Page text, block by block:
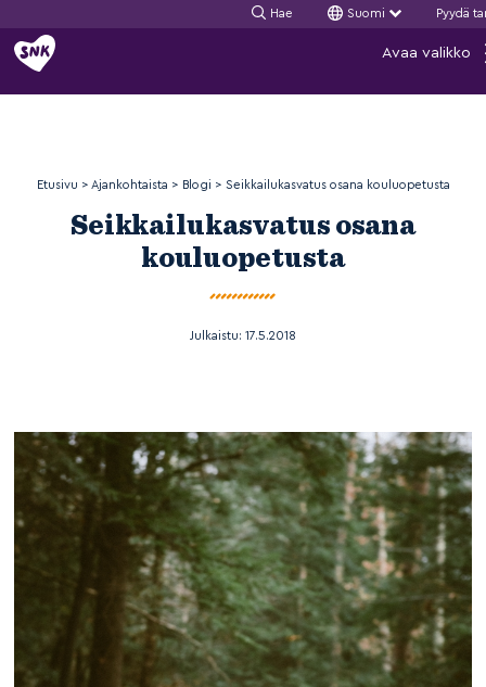
Siirry
sisältöön
Hae Suomi Pyydä
Avaa valikko
Etusivu > Ajankohtaista > Blogi > Seikkailukasvatus osana kouluopetusta
Seikkailukasvatus osana
kouluopetusta
Julkaistu: 17.5.2018